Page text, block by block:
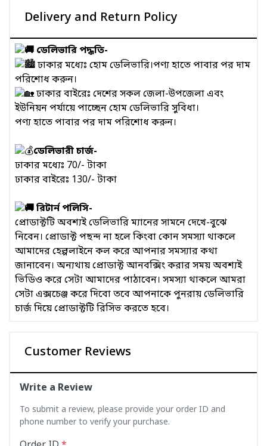
Delivery and Return Policy
ডেলিভারি পদ্ধতি-
ঢাকার মধ্যেঃ হোম ডেলিভারি।পণ্য হাতে পাবার পর দাম
পরিশোধ করুন।
ঢাকার বাইরেঃ দেশের সকল জেলা-উপজেলা এবং
ইউনিয়ন পর্যায়ে পাচ্ছেন হোম ডেলিভারি সুবিধা।
পণ্য হাতে পাবার পর দাম পরিশোধ করুন।
ডেলিভারী চার্জ-
ঢাকার মধ্যেঃ 70/- টাকা
ঢাকার বাইরেঃ 130/- টাকা
রিটার্ন পলিসি-
প্রোডাক্টটি অবশ্যই ডেলিভারি ম্যানের সামনে দেখে-বুঝে
নিবেন। প্রোডাক্ট পছন্দ না হলে কিংবা কোন সমস্যা থাকলে
আমাদের হেল্পলাইনে কল করে আপনার সমস্যার কথা
জানাবেন। অন্যথায় প্রোডাক্ট আনবক্সিং করার সময় অবশ্যই
ভিডিও করে সেটা আমাদের পাঠাবেন। সমস্যা থাকলে আমরা
সেটা এক্সচেঞ্জ করে দিবো তবে আপনাকে পুনরায় ডেলিভারি
চার্জ দিয়ে প্রোডাক্টটি রিসিভ করতে হবে।
Customer Reviews
Write a Review
To submit a review, please provide your order ID and
phone number to verify your purchase.